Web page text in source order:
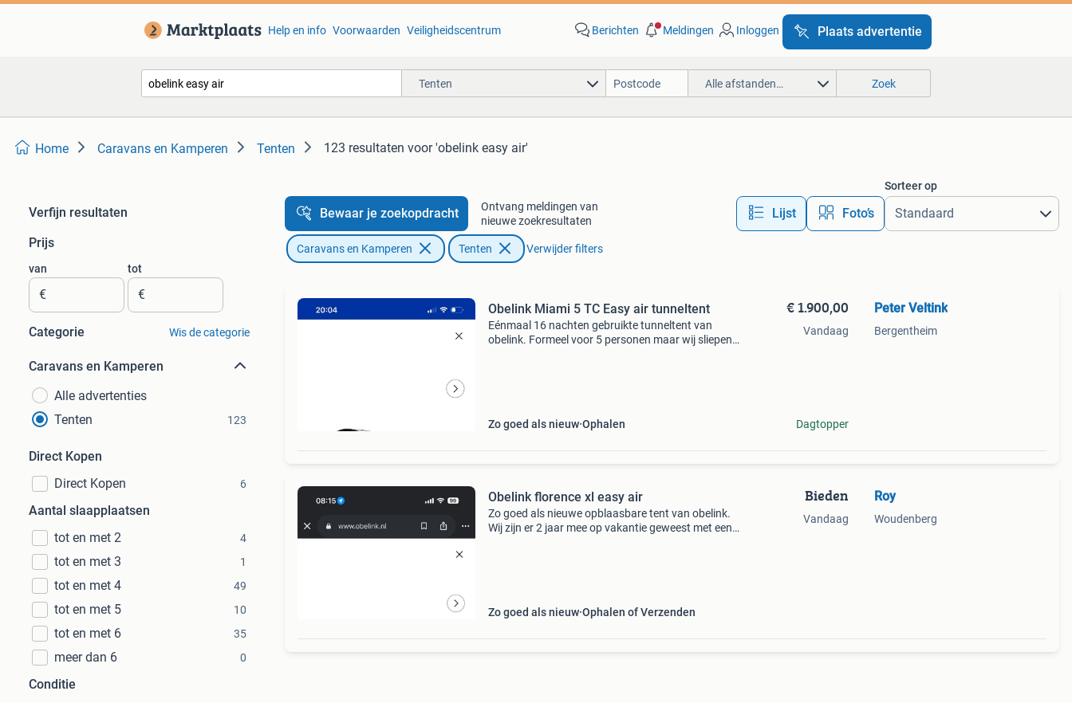
Help en info Voorwaarden Veiligheidscentrum Berichten Meldingen Inloggen Plaats advertentie
Tenten Alle afstanden… Zoek
Home Caravans en Kamperen Tenten 123 resultaten voor 'obelink easy air'
Verfijn resultaten
Prijs
van
€
tot
€
Categorie Wis de categorie
Caravans en Kamperen
Alle advertenties
Tenten
123
Direct Kopen
Direct Kopen
6
Aantal slaapplaatsen
tot en met 2
4
tot en met 3 1
tot en met 4 49
tot en met 5 10
tot en met 6 35
meer dan 6 0
Conditie
Bewaar je zoekopdracht
Ontvang meldingen van
nieuwe zoekresultaten
Lijst Foto’s
Sorteer op
Caravans en Kamperen Tenten Verwijder filters
Obelink Miami 5 TC Easy air tunneltent
Eénmaal 16 nachten gebruikte tunneltent van
obelink. Formeel voor 5 personen maar wij sliepen
Zo goed als nieuw Ophalen
€ 1.900,00
Vandaag
Dagtopper
Peter Veltink
Bergentheim
Obelink florence xl easy air
Zo goed als nieuwe opblaasbare tent van obelink.
Wij zijn er 2 jaar mee op vakantie geweest met een
Zo goed als nieuw Ophalen of Verzenden
Bieden
Vandaag
Roy
Woudenberg